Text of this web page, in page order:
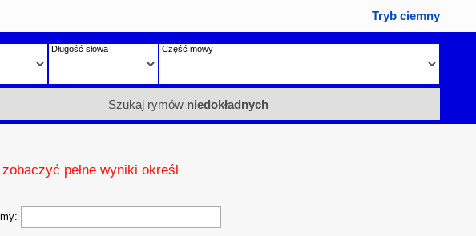
Tryb ciemny
Długość słowa Część mowy
Szukaj rymów niedokładnych
pełne wyniki określ